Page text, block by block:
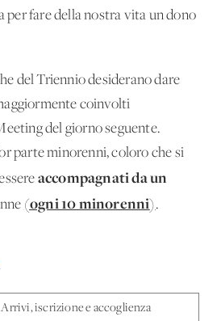
per fare della nostra vita un dono
del Triennio desiderano dare
coinvolti
del giorno seguente.
parte minorenni, coloro che si
accompagnati da un
(ogni 10 minorenni).
Arrivi, iscrizione e accoglienza